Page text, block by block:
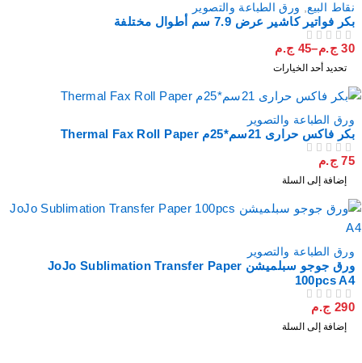
نقاط البيع, ورق الطباعة والتصوير
بكر فواتير كاشير عرض 7.9 سم أطوال مختلفة
30 ج.م–
45 ج.م
تحديد أحد الخيارات
ورق الطباعة والتصوير
بكر فاكس حرارى 21سم*25م Thermal Fax Roll Paper
75 ج.م
إضافة إلى السلة
ورق الطباعة والتصوير
ورق جوجو سبلميشن JoJo Sublimation Transfer Paper
100pcs A4
290 ج.م
إضافة إلى السلة